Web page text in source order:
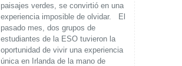
paisajes verdes, se convirtió en una
experiencia imposible de olvidar. El
pasado mes, dos grupos de
estudiantes de la ESO tuvieron la
oportunidad de vivir una experiencia
única en Irlanda de la mano de